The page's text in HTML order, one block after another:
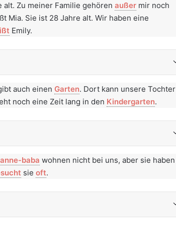
alt. Zu meiner Familie gehören außer mir noch
Mia. Sie ist 28 Jahre alt. Wir haben eine
Emily.
auch einen Garten. Dort kann unsere Tochter
noch eine Zeit lang in den Kindergarten.
baba wohnen nicht bei uns, aber sie haben
sie oft.